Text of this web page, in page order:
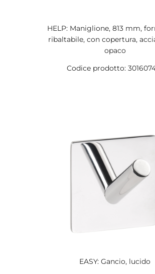
HELP: Maniglione, 813 mm,
ribaltabile, con copertura,
opaco
Codice prodotto:
EASY: Gancio, lucido